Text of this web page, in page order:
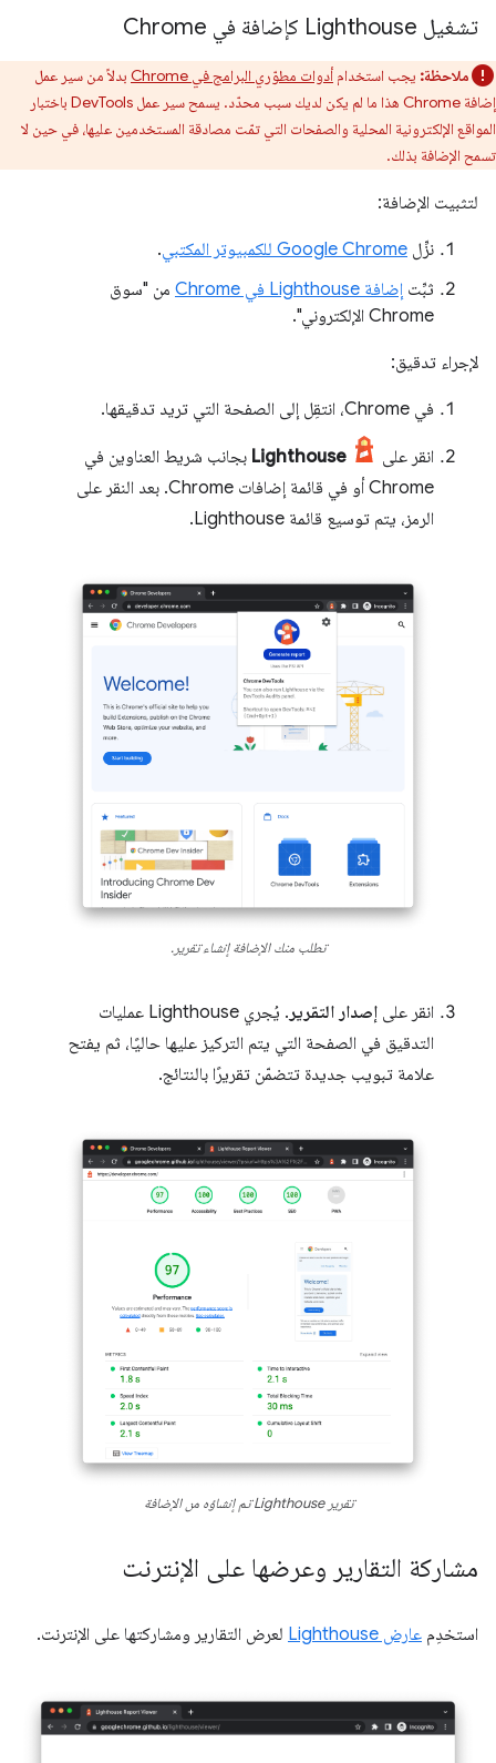
تشغيل Lighthouse كإضافة في Chrome
ملاحظة: يجب استخدام أدوات مطوّري البرامج في Chrome
بدلاً من سير عمل
إضافة Chrome هذا ما لم يكن لديك سبب محدّد. يسمح سير عمل DevTools باختبار
المواقع الإلكترونية المحلية والصفحات التي تمّت مصادقة المستخدمين عليها، في حين لا
تسمح الإضافة بذلك.
لتثبيت الإضافة:
نزِّل Google Chrome للكمبيوتر المكتبي
.
ثبِّت إضافة Lighthouse في Chrome
من "سوق
Chrome الإلكتروني".
لإجراء تدقيق:
في Chrome، انتقِل إلى الصفحة التي تريد تدقيقها.
انقر على Lighthouse بجانب شريط العناوين في
Chrome أو في قائمة إضافات Chrome. بعد النقر على
الرمز، يتم توسيع قائمة Lighthouse.
تطلب منك الإضافة إنشاء تقرير.
انقر على إصدار التقرير
. يُجري Lighthouse عمليات
التدقيق في الصفحة التي يتم التركيز عليها حاليًا، ثم يفتح
علامة تبويب جديدة تتضمّن تقريرًا بالنتائج.
تقرير Lighthouse تم إنشاؤه من الإضافة
مشاركة التقارير وعرضها على الإنترنت
استخدِم عارض Lighthouse لعرض التقارير ومشاركتها على الإنترنت.